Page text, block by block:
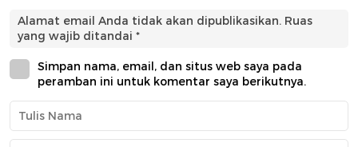
Alamat email Anda tidak akan dipublikasikan. Ruas
yang wajib ditandai *
Simpan nama, email, dan situs web saya pada
peramban ini untuk komentar saya berikutnya.